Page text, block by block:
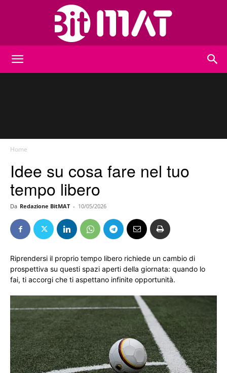
Home
Idee su cosa fare nel tuo
tempo libero
Da Redazione BitMAT - 10/05/2026
Riprendersi il proprio tempo libero richiede un cambio di
prospettiva su questi spazi aperti della giornata: quando lo
fai, ti accorgi che ti aspettano infinite opportunità.